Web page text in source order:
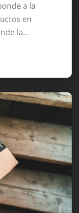
a la
en
la…